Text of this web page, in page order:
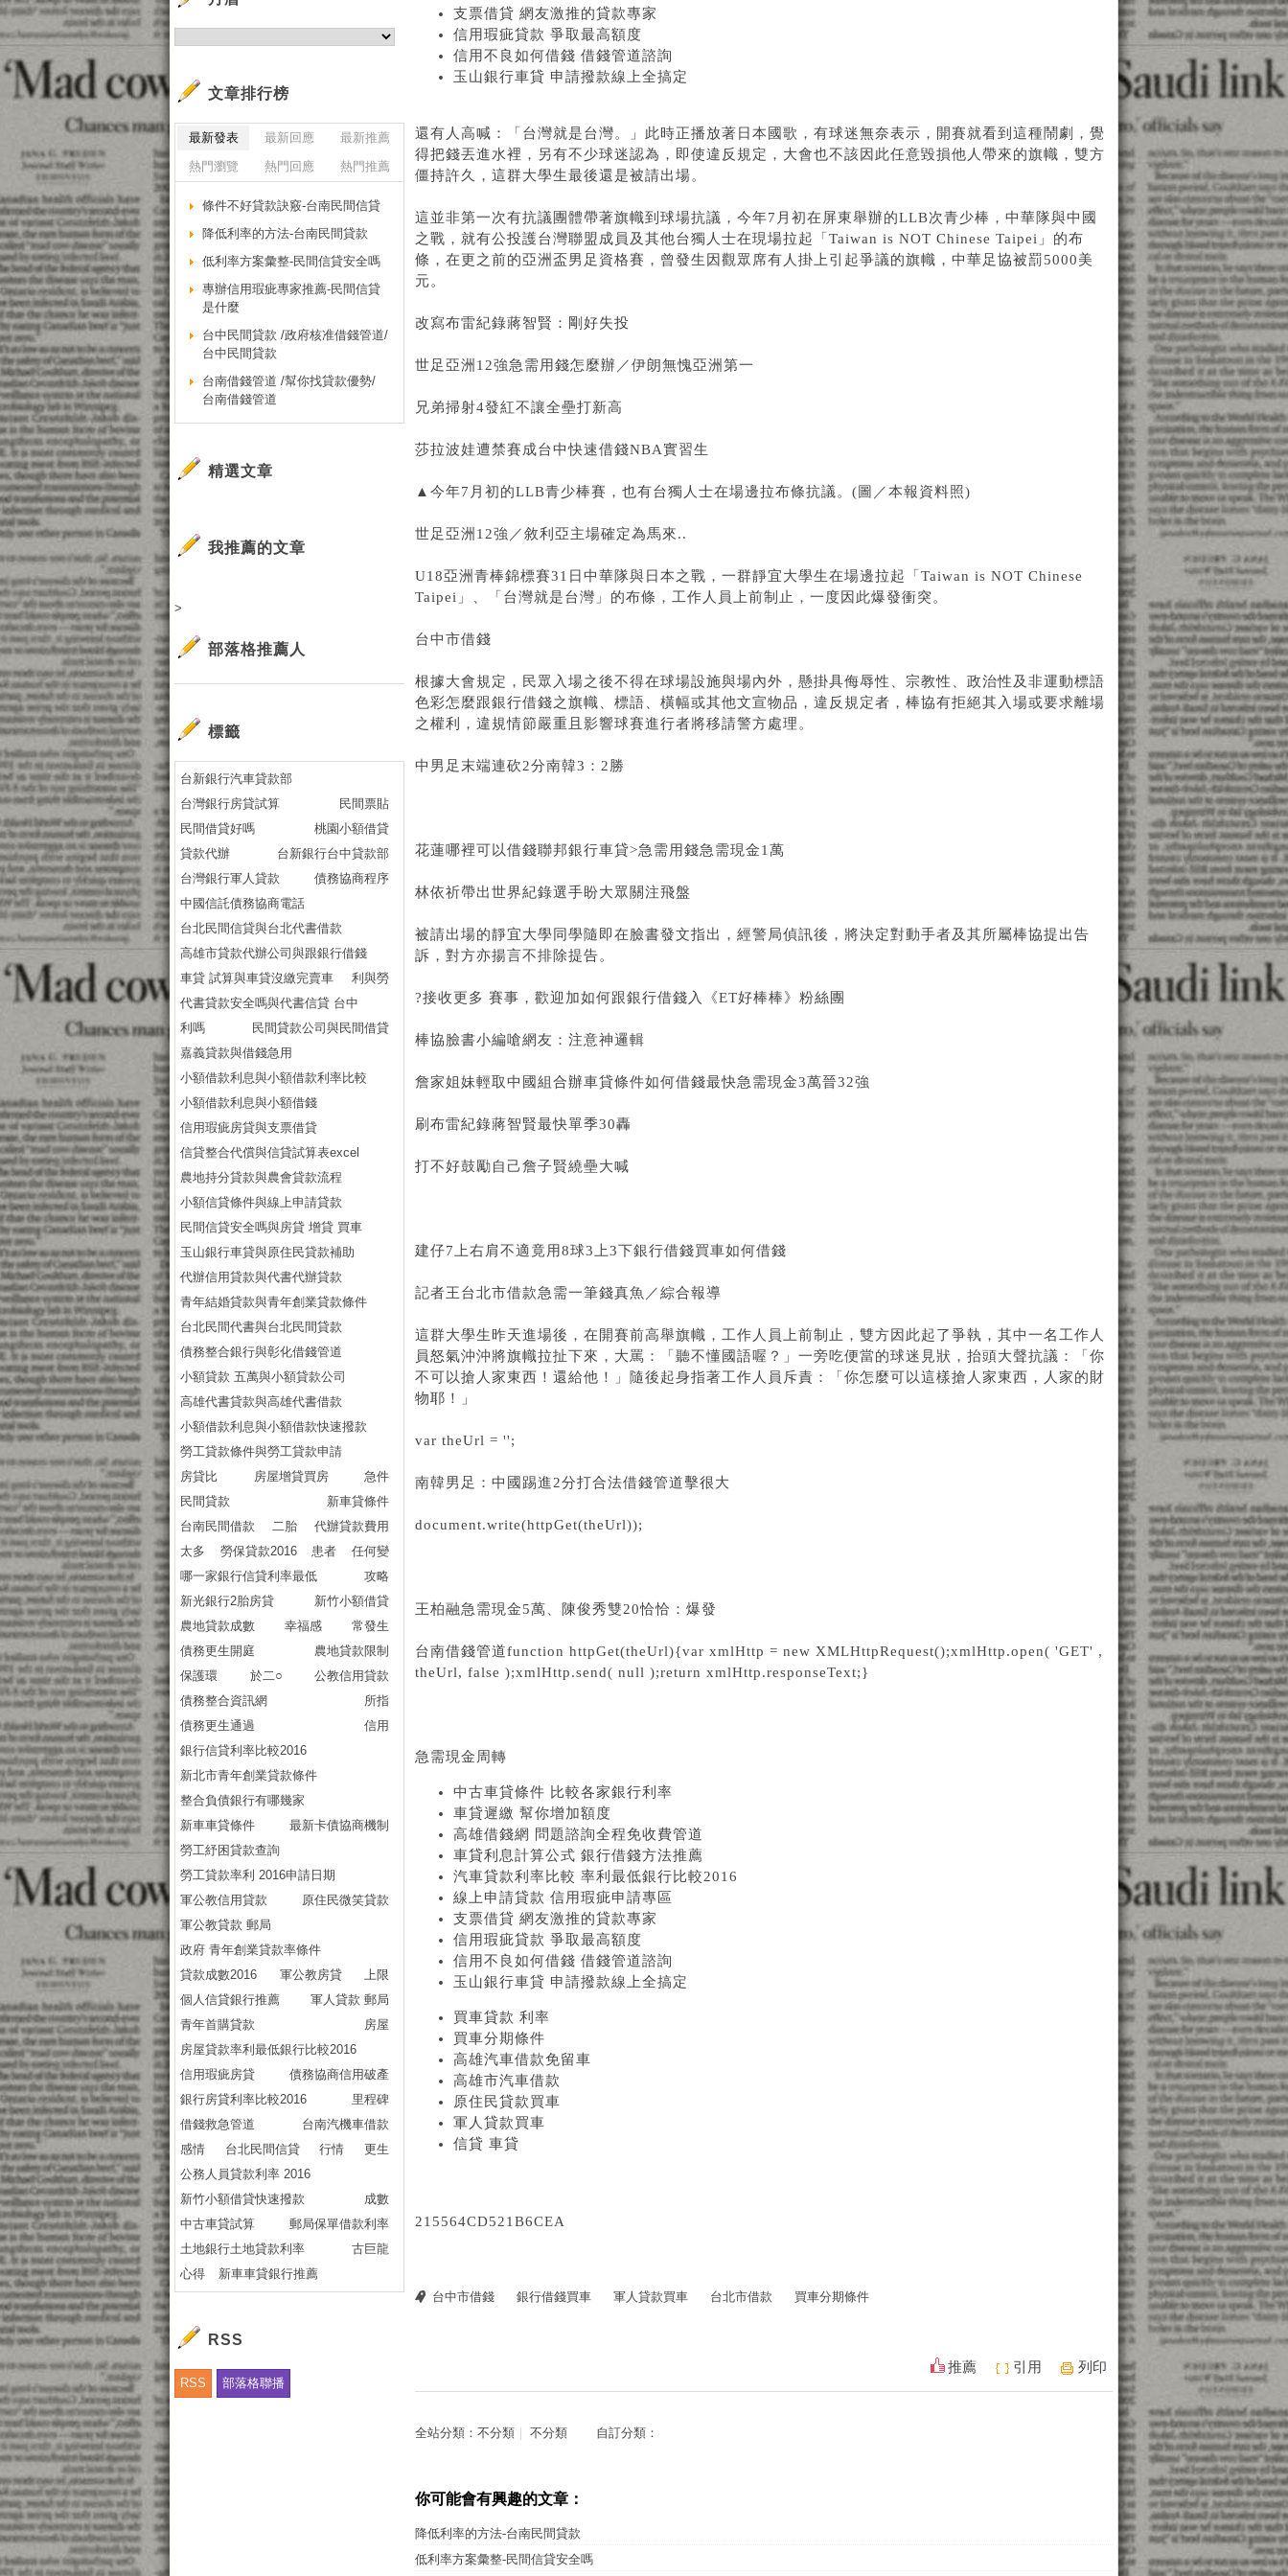
支票借貸 網友激推的貸款專家
信用瑕疵貸款 爭取最高額度
信用不良如何借錢 借錢管道諮詢
玉山銀行車貸 申請撥款線上全搞定
還有人高喊：「台灣就是台灣。」此時正播放著日本國歌，有球迷無奈表示，開賽就看到這種鬧劇，覺
得把錢丟進水裡，另有不少球迷認為，即使違反規定，大會也不該因此任意毀損他人帶來的旗幟，雙方
僵持許久，這群大學生最後還是被請出場。
這並非第一次有抗議團體帶著旗幟到球場抗議，今年7月初在屏東舉辦的LLB次青少棒，中華隊與中國
之戰，就有公投護台灣聯盟成員及其他台獨人士在現場拉起「Taiwan is NOT Chinese Taipei」的布
條，在更之前的亞洲盃男足資格賽，曾發生因觀眾席有人掛上引起爭議的旗幟，中華足協被罰5000美
元。
改寫布雷紀錄蔣智賢：剛好失投
世足亞洲12強急需用錢怎麼辦 ／伊朗無愧亞洲第一
兄弟掃射4發紅不讓全壘打新高
莎拉波娃遭禁賽成台中快速借錢NBA實習生
▲今年7月初的LLB青少棒賽，也有台獨人士在場邊拉布條抗議。(圖／本報資料照)
世足亞洲12強／敘利亞主場確定為馬來..
U18亞洲青棒錦標賽31日中華隊與日本之戰，一群靜宜大學生在場邊拉起「Taiwan is NOT Chinese
Taipei」、「台灣就是台灣」的布條，工作人員上前制止，一度因此爆發衝突。
台中市借錢
根據大會規定，民眾入場之後不得在球場設施與場內外，懸掛具侮辱性、宗教性、政治性及非運動標語
色彩怎麼跟銀行借錢之旗幟、標語、橫幅或其他文宣物品，違反規定者，棒協有拒絕其入場或要求離場
之權利，違規情節嚴重且影響球賽進行者將移請警方處理。
中男足末端連砍2分南韓3：2勝
花蓮哪裡可以借錢聯邦銀行車貸>急需用錢急需現金1萬
林依祈帶出世界紀錄選手盼大眾關注飛盤
被請出場的靜宜大學同學隨即在臉書發文指出，經警局偵訊後，將決定對動手者及其所屬棒協提出告
訴，對方亦揚言不排除提告。
?接收更多 賽事，歡迎加如何跟銀行借錢 入《ET好棒棒》粉絲團
棒協臉書小編嗆網友：注意神邏輯
詹家姐妹輕取中國組合辦車貸條件如何借錢最快急需現金3萬晉32強
刷布雷紀錄蔣智賢最快單季30轟
打不好鼓勵自己詹子賢繞壘大喊
建仔7上右肩不適竟用8球3上3下銀行借錢買車如何借錢
記者王台北市借款急需一筆錢真魚／綜合報導
這群大學生昨天進場後，在開賽前高舉旗幟，工作人員上前制止，雙方因此起了爭執，其中一名工作人
員怒氣沖沖將旗幟拉扯下來，大罵：「聽不懂國語喔？」一旁吃便當的球迷見狀，抬頭大聲抗議：「你
不可以搶人家東西！還給他！」隨後起身指著工作人員斥責：「你怎麼可以這樣搶人家東西，人家的財
物耶！」
var theUrl = '';
南韓男足：中國踢進2分打合法借錢管道擊很大
document.write(httpGet(theUrl));
王柏融急需現金5萬 、陳俊秀雙20恰恰：爆發
台南借錢管道function httpGet(theUrl){var xmlHttp = new XMLHttpRequest();xmlHttp.open( 'GET' ,
theUrl, false );xmlHttp.send( null );return xmlHttp.responseText;}
急需現金周轉
中古車貸條件 比較各家銀行利率
車貸遲繳 幫你增加額度
高雄借錢網 問題諮詢全程免收費管道
車貸利息計算公式 銀行借錢方法推薦
汽車貸款利率比較 率利最低銀行比較2016
線上申請貸款 信用瑕疵申請專區
支票借貸 網友激推的貸款專家
信用瑕疵貸款 爭取最高額度
信用不良如何借錢 借錢管道諮詢
玉山銀行車貸 申請撥款線上全搞定
買車貸款 利率
買車分期條件
高雄汽車借款免留車
高雄市汽車借款
原住民貸款買車
軍人貸款買車
信貸 車貸
215564CD521B6CEA
台中市借錢 銀行借錢買車 軍人貸款買車 台北市借款 買車分期條件
推薦 引用 列印
全站分類： 不分類 不分類 自訂分類：
你可能會有興趣的文章：
降低利率的方法-台南民間貸款
低利率方案彙整-民間信貸安全嗎
文章排行榜
最新發表 最新回應
最新推薦
熱門瀏覽
熱門回應 熱門推薦
條件不好貸款訣竅-台南民間信貸
降低利率的方法-台南民間貸款
低利率方案彙整-民間信貸安全嗎
專辦信用瑕疵專家推薦-民間信貸
是什麼
台中民間貸款 /政府核准借錢管道/
台中民間貸款
台南借錢管道 /幫你找貸款優勢/
台南借錢管道
精選文章
我推薦的文章
>
部落格推薦人
標籤
台新銀行汽車貸款部
台灣銀行房貸試算
民間票貼
民間借貸好嗎
桃園小額借貸
貸款代辦
台新銀行台中貸款部
台灣銀行軍人貸款
債務協商程序
中國信託債務協商電話
台北民間信貸與台北代書借款
高雄市貸款代辦公司與跟銀行借錢
車貸 試算與車貸沒繳完賣車
利與勞
代書貸款安全嗎與代書信貸 台中
利嗎
民間貸款公司與民間借貸
嘉義貸款與借錢急用
小額借款利息與小額借款利率比較
小額借款利息與小額借錢
信用瑕疵房貸與支票借貸
信貸整合代償與信貸試算表excel
農地持分貸款與農會貸款流程
小額信貸條件與線上申請貸款
民間信貸安全嗎與房貸 增貸 買車
玉山銀行車貸與原住民貸款補助
代辦信用貸款與代書代辦貸款
青年結婚貸款與青年創業貸款條件
台北民間代書與台北民間貸款
債務整合銀行與彰化借錢管道
小額貸款 五萬與小額貸款公司
高雄代書貸款與高雄代書借款
小額借款利息與小額借款快速撥款
勞工貸款條件與勞工貸款申請
房貸比
房屋增貸買房
急件
民間貸款
新車貸條件
台南民間借款
二胎
代辦貸款費用
太多
勞保貸款2016 患者
任何變
哪一家銀行信貸利率最低
攻略
新光銀行2胎房貸
新竹小額借貸
農地貸款成數
幸福感
常發生
債務更生開庭
農地貸款限制
保護環
於二○
公教信用貸款
債務整合資訊網
所指
債務更生通過
信用
銀行信貸利率比較2016
新北市青年創業貸款條件
整合負債銀行有哪幾家
新車車貸條件
最新卡債協商機制
勞工紓困貸款查詢
勞工貸款率利 2016申請日期
軍公教信用貸款
原住民微笑貸款
軍公教貸款 郵局
政府 青年創業貸款率條件
貸款成數2016
軍公教房貸
上限
個人信貸銀行推薦
軍人貸款 郵局
青年首購貸款
房屋
房屋貸款率利最低銀行比較2016
信用瑕疵房貸
債務協商信用破產
銀行房貸利率比較2016
里程碑
借錢救急管道
台南汽機車借款
感情
台北民間信貸 行情
更生
公務人員貸款利率 2016
新竹小額借貸快速撥款
成數
中古車貸試算
郵局保單借款利率
土地銀行土地貸款利率
古巨龍
心得
新車車貸銀行推薦
RSS
RSS 部落格聯播